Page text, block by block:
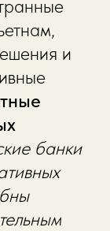
и
банки